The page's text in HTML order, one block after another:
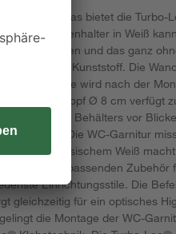
– das bietet die Turbo-
in Weiß
werden und das ganz
Kunststoff. Die
wird nach der
Bürstenkopf Ø 8 cm verfügt
Innere des Behälters vor
Die WC-Garnitur
in klassischem Weiß
zu einem passenden Zubehör
Einrichtungsstile. Die
gleichzeitig für ein optisches
die Montage der WC-